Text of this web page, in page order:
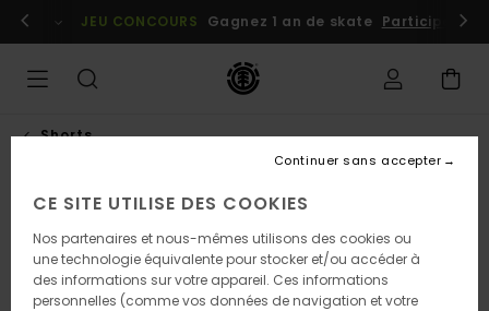
l'information
Se connecter / s'inscrire
JEU CONCOURS Gagnez 1 an de skate Participez
Shorts
CE SITE UTILISE DES COOKIES
Nos partenaires et nous-mêmes utilisons des cookies ou
une technologie équivalente pour stocker et/ou accéder à
des informations sur votre appareil. Ces informations
personnelles (comme vos données de navigation et votre
Continuer sans accepter